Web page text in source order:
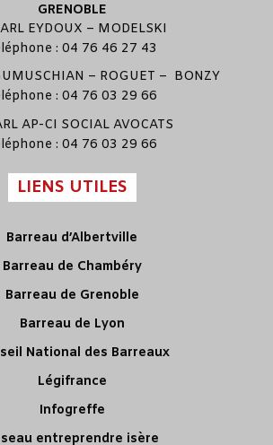
GRENOBLE
EYDOUX – MODELSKI
: 04 76 46 27 43
– ROGUET – BONZY
: 04 76 03 29 66
AP-CI SOCIAL AVOCATS
: 04 76 03 29 66
LIENS UTILES
Barreau d’Albertville
Barreau de Chambéry
Barreau de Grenoble
Barreau de Lyon
National des Barreaux
Légifrance
Infogreffe
entreprendre isère